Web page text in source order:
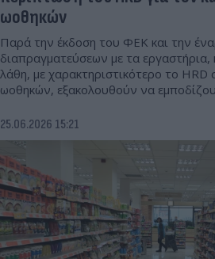
ωοθηκών
Παρά την έκδοση του ΦΕΚ και την
διαπραγματεύσεων με τα εργαστήρια,
λάθη, με χαρακτηριστικότερο το HRD
ωοθηκών, εξακολουθούν να
25.06.2026 15:21